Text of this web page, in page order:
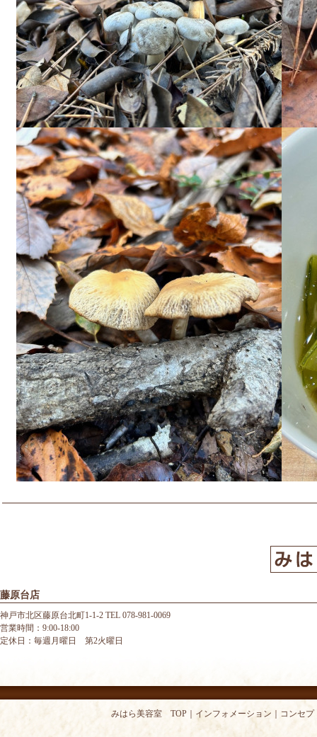
藤原台店
神戸市北区藤原台北町1-1-2 TEL 078-981-0069
営業時間：9:00-18:00
定休日：毎週月曜日 第2火曜日
みはら美容室 TOP インフォメーション コンセプ